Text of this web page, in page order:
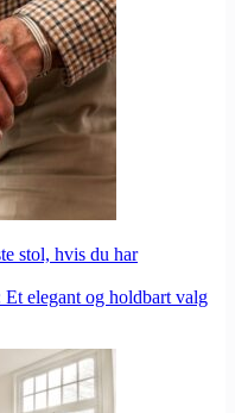
stol, hvis du har
elegant og holdbart valg